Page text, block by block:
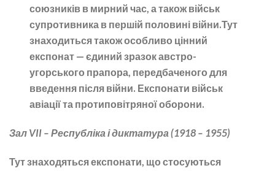
союзників в мирний час, а також військ
супротивника в першій половині війни.Тут
знаходиться також особливо цінний
експонат — єдиний зразок австро-
угорського прапора, передбаченого для
введення після війни. Експонати військ
авіації та протиповітряної оборони.
Зал VII – Республіка і диктатура (1918 – 1955)
Тут знаходяться експонати, що стосуються